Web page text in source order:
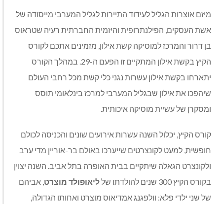
מיזם אוצרות הגליל לעידוד התיירות לגליל המערבי מייסודה של
אשת העסקים, הפילנתרופית והיזמית החברתית רעיה שטראוס
בן דרור והמרכז למוסיקה קשת אילון, מזמינים אתכם לקורס
הקיץ בקשת אילון המתקיים זו הפעם ה-29. במהלך הקורס
יתארחו בקשת אילון עשרות נגני כלי קשת מכל רחבי העולם
שיהפכו את אילון שבגליל המערבי למרכז בינלאומי תוסס
ומסקרן של עשיית מוסיקה איכותית.
קורס הקיץ, יכלול השנה עשרות אירועים שונים והכניסה לכולם
חופשית, למעט לקונצרטים שייערכו באולם בר-אוריין מדי ערב
ולקונצרט הגאלה שיתקיים בבית האופרה בתל אביב. השנה יצוין
בקורס הקיץ 300 שנים להולדתו של
ליאופולד מוצרט, אביהם
של שני ילדי פלא: וולפגנג אמדיאוס מוצרט ואחותו הגדולה,